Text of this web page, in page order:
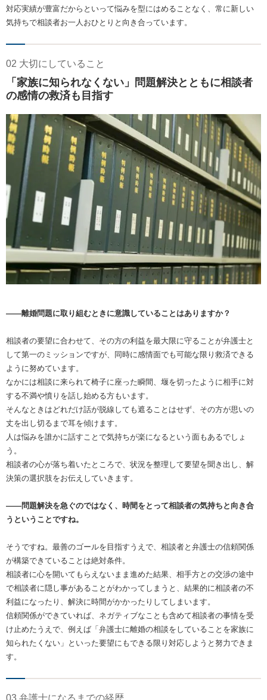
対応実績が豊富だからといって悩みを型にはめることなく、常に新しい
気持ちで相談者お一人おひとりと向き合っています。
02 大切にしていること
「家族に知られなくない」問題解決とともに相談者
の感情の救済も目指す
――離婚問題に取り組むときに意識していることはありますか？
相談者の要望に合わせて、その方の利益を最大限に守ることが弁護士と
して第一のミッションですが、同時に感情面でも可能な限り救済できる
ように努めています。
なかには相談に来られて椅子に座った瞬間、堰を切ったように相手に対
する不満や憤りを話し始める方もいます。
そんなときはどれだけ話が脱線しても遮ることはせず、その方が思いの
丈を出し切るまで耳を傾けます。
人は悩みを誰かに話すことで気持ちが楽になるという面もあるでしょ
う。
相談者の心が落ち着いたところで、状況を整理して要望を聞き出し、解
決策の選択肢をお伝えしていきます。
――問題解決を急ぐのではなく、時間をとって相談者の気持ちと向き合
うということですね。
そうですね。最善のゴールを目指すうえで、相談者と弁護士の信頼関係
が構築できていることは絶対条件。
相談者に心を開いてもらえないまま進めた結果、相手方との交渉の途中
で相談者に隠し事があることがわかってしまうと、結果的に相談者の不
利益になったり、解決に時間がかかったりしてしまいます。
信頼関係ができていれば、ネガティブなことも含めて相談者の事情を受
け止めたうえで、例えば「弁護士に離婚の相談をしていることを家族に
知られたくない」といった要望にもできる限り対応しようと努力できま
す。